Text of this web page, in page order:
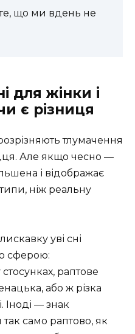
що ми вдень не
для жінки і
є різниця
тлумачення
Але якщо чесно —
і відображає
ніж реальну
уві сні
сферою:
раптове
або ж різка
Іноді — знак
так само раптово, як